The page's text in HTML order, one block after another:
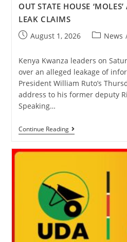
OUT STATE HOUSE
LEAK CLAIMS
August 1, 2026 News
Kenya Kwanza leaders on
over an alleged leakage of
President William Ruto’s
address to his former deputy
Speaking…
Continue Reading